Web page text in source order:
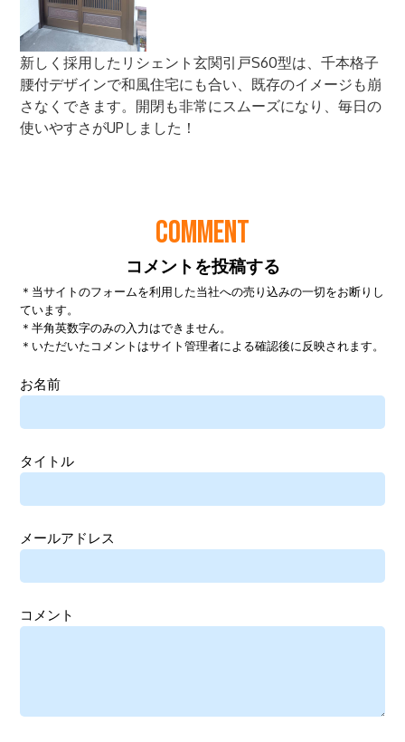
COMMENT
コメントを投稿する
＊当サイトのフォームを利用した当社への売り込みの一切をお断りし
ています。
＊半角英数字のみの入力はできません。
＊いただいたコメントはサイト管理者による確認後に反映されます。
お名前
タイトル
メールアドレス
コメント